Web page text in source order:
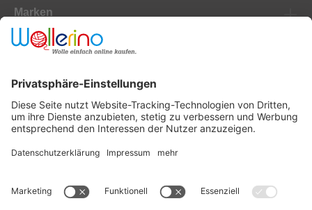
Marken
Newsletter
Versanddienstleister
Zahlungsanbieter